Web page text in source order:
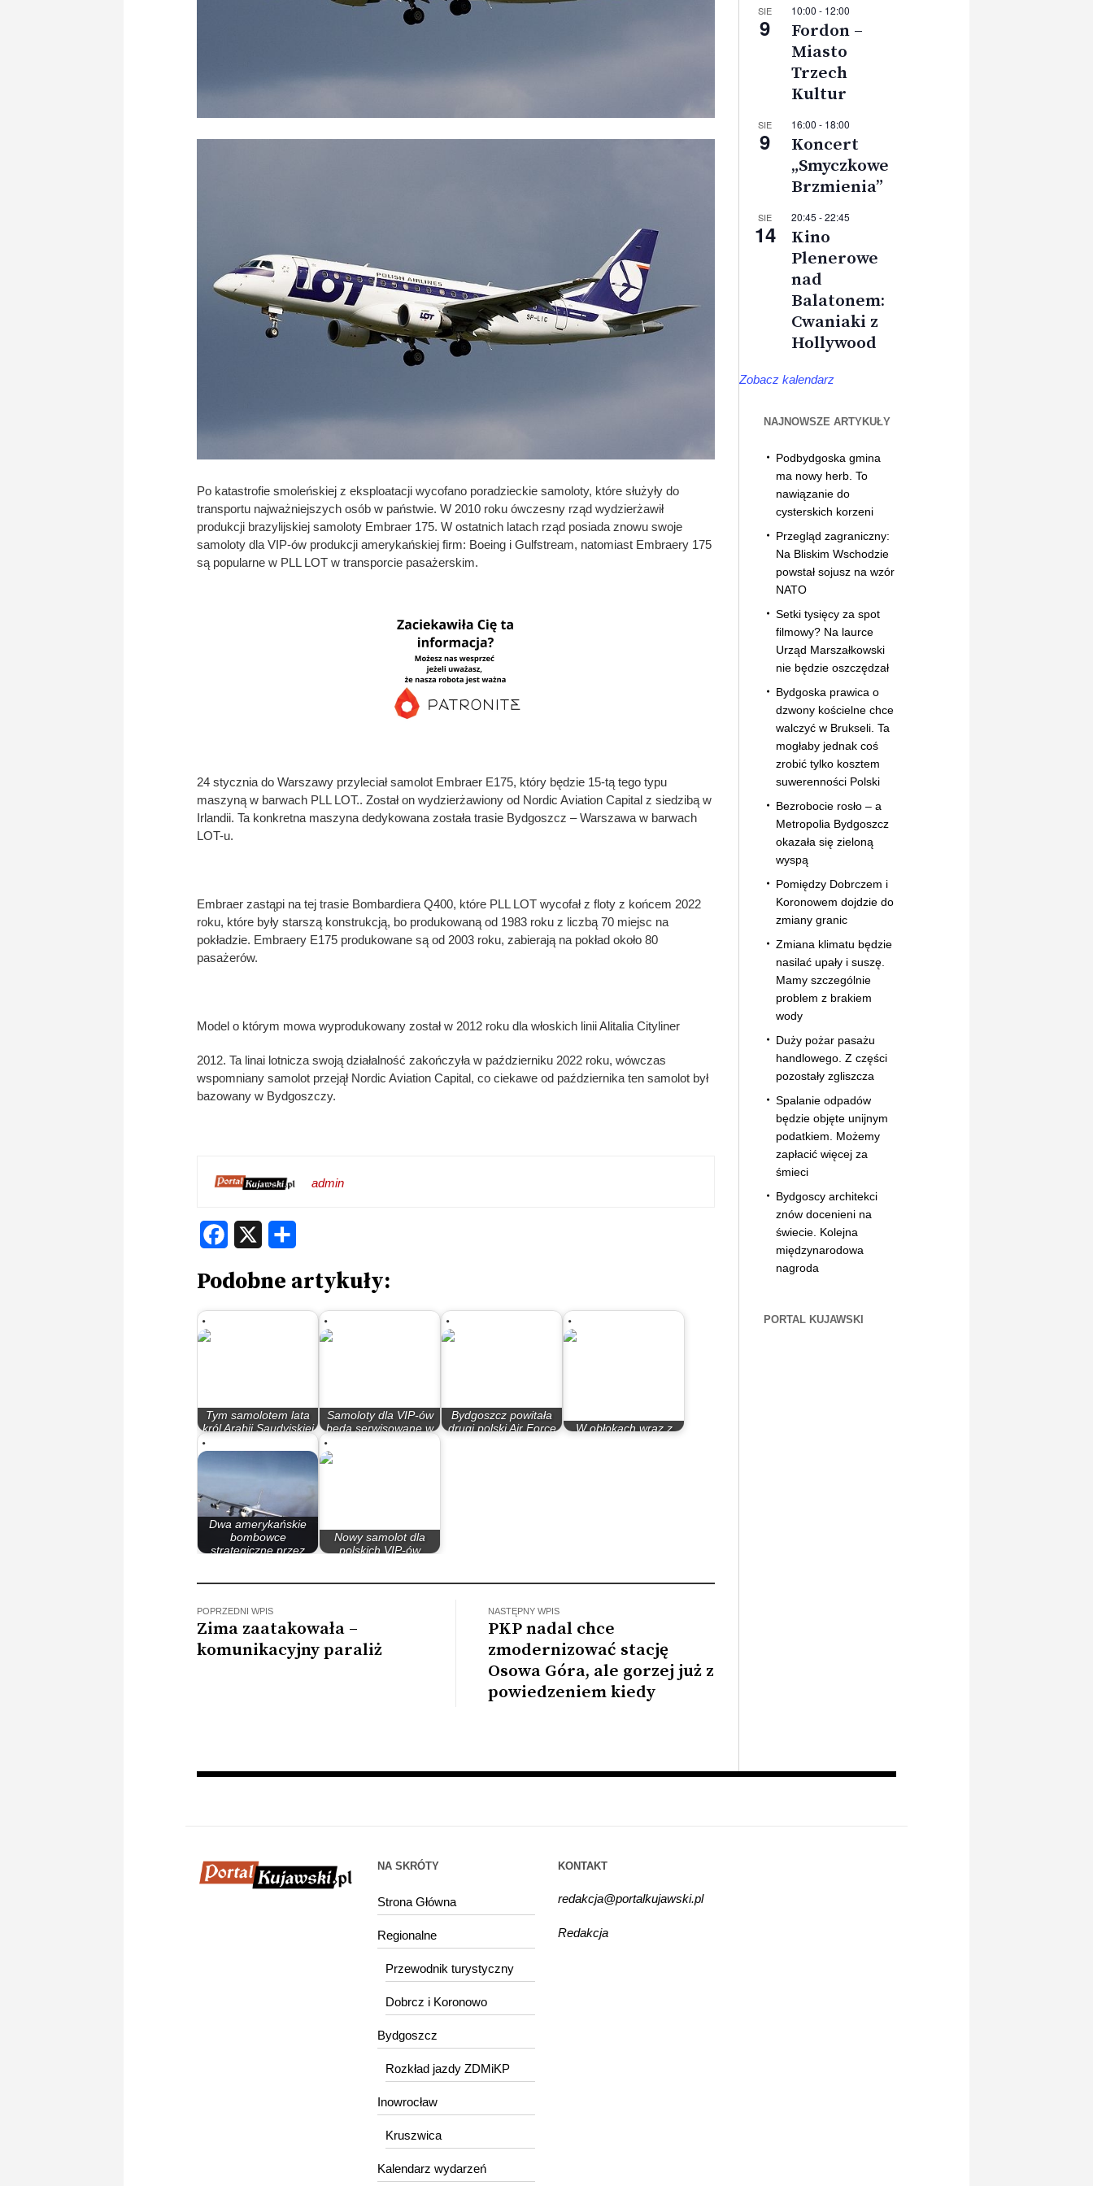
Po katastrofie smoleńskiej z eksploatacji wycofano poradzieckie samoloty, które służyły do
transportu najważniejszych osób w państwie. W 2010 roku ówczesny rząd wydzierżawił
produkcji brazylijskiej samoloty Embraer 175. W ostatnich latach rząd posiada znowu swoje
samoloty dla VIP-ów produkcji amerykańskiej firm: Boeing i Gulfstream, natomiast Embraery 175
są popularne w PLL LOT w transporcie pasażerskim.
24 stycznia do Warszawy przyleciał samolot Embraer E175, który będzie 15-tą tego typu
maszyną w barwach PLL LOT.. Został on wydzierżawiony od Nordic Aviation Capital z siedzibą w
Irlandii. Ta konkretna maszyna dedykowana została trasie Bydgoszcz – Warszawa w barwach
LOT-u.
Embraer zastąpi na tej trasie Bombardiera Q400, które PLL LOT wycofał z floty z końcem 2022
roku, które były starszą konstrukcją, bo produkowaną od 1983 roku z liczbą 70 miejsc na
pokładzie. Embraery E175 produkowane są od 2003 roku, zabierają na pokład około 80
pasażerów.
Model o którym mowa wyprodukowany został w 2012 roku dla włoskich linii Alitalia Cityliner
2012. Ta linai lotnicza swoją działalność zakończyła w październiku 2022 roku, wówczas
wspomniany samolot przejął Nordic Aviation Capital, co ciekawe od października ten samolot był
bazowany w Bydgoszczy.
admin
Facebook
Podobne artykuły:
Tym samolotem lata
król Arabii Saudyjskiej
Samoloty dla VIP-ów
będą serwisowane w
Bydgoszcz powitała
drugi polski Air Force
W obłokach wraz z
Dwa amerykańskie
bombowce
strategiczne przez
Nowy samolot dla
polskich VIP-ów
POPRZEDNI WPIS
Zima zaatakowała –
komunikacyjny paraliż
NASTĘPNY WPIS
PKP nadal chce
zmodernizować stację
Osowa Góra, ale gorzej już z
powiedzeniem kiedy
SIE
9
10:00 - 12:00
Fordon –
Miasto
Trzech
Kultur
SIE
9
16:00 - 18:00
Koncert
„Smyczkowe
Brzmienia”
SIE
14
20:45 -22:45
Kino
Plenerowe
nad
Balatonem:
Cwaniaki z
Hollywood
Zobacz kalendarz
NAJNOWSZE ARTYKUŁY
Podbydgoska gmina
ma nowy herb. To
nawiązanie do
cysterskich korzeni
Przegląd zagraniczny:
Na Bliskim Wschodzie
powstał sojusz na wzór
NATO
Setki tysięcy za spot
filmowy? Na laurce
Urząd Marszałkowski
nie będzie oszczędzał
Bydgoska prawica o
dzwony kościelne chce
walczyć w Brukseli. Ta
mogłaby jednak coś
zrobić tylko kosztem
suwerenności Polski
Bezrobocie rosło – a
Metropolia Bydgoszcz
okazała się zieloną
wyspą
Pomiędzy Dobrczem i
Koronowem dojdzie do
zmiany granic
Zmiana klimatu będzie
nasilać upały i suszę.
Mamy szczególnie
problem z brakiem
wody
Duży pożar pasażu
handlowego. Z części
pozostały zgliszcza
Spalanie odpadów
będzie objęte unijnym
podatkiem. Możemy
zapłacić więcej za
śmieci
Bydgoscy architekci
znów docenieni na
świecie. Kolejna
międzynarodowa
nagroda
PORTAL KUJAWSKI
NA SKRÓTY
Strona Główna
Regionalne
Przewodnik turystyczny
Dobrcz i Koronowo
Bydgoszcz
Rozkład jazdy ZDMiKP
Inowrocław
Kruszwica
Kalendarz wydarzeń
KONTAKT
redakcja@portalkujawski.pl
Redakcja